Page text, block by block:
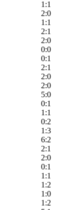
1:1
2:0
1:1
2:1
2:0
0:0
0:1
2:1
2:0
2:0
5:0
0:1
1:1
0:2
1:3
6:2
2:1
2:0
0:1
1:1
1:2
1:0
1:2